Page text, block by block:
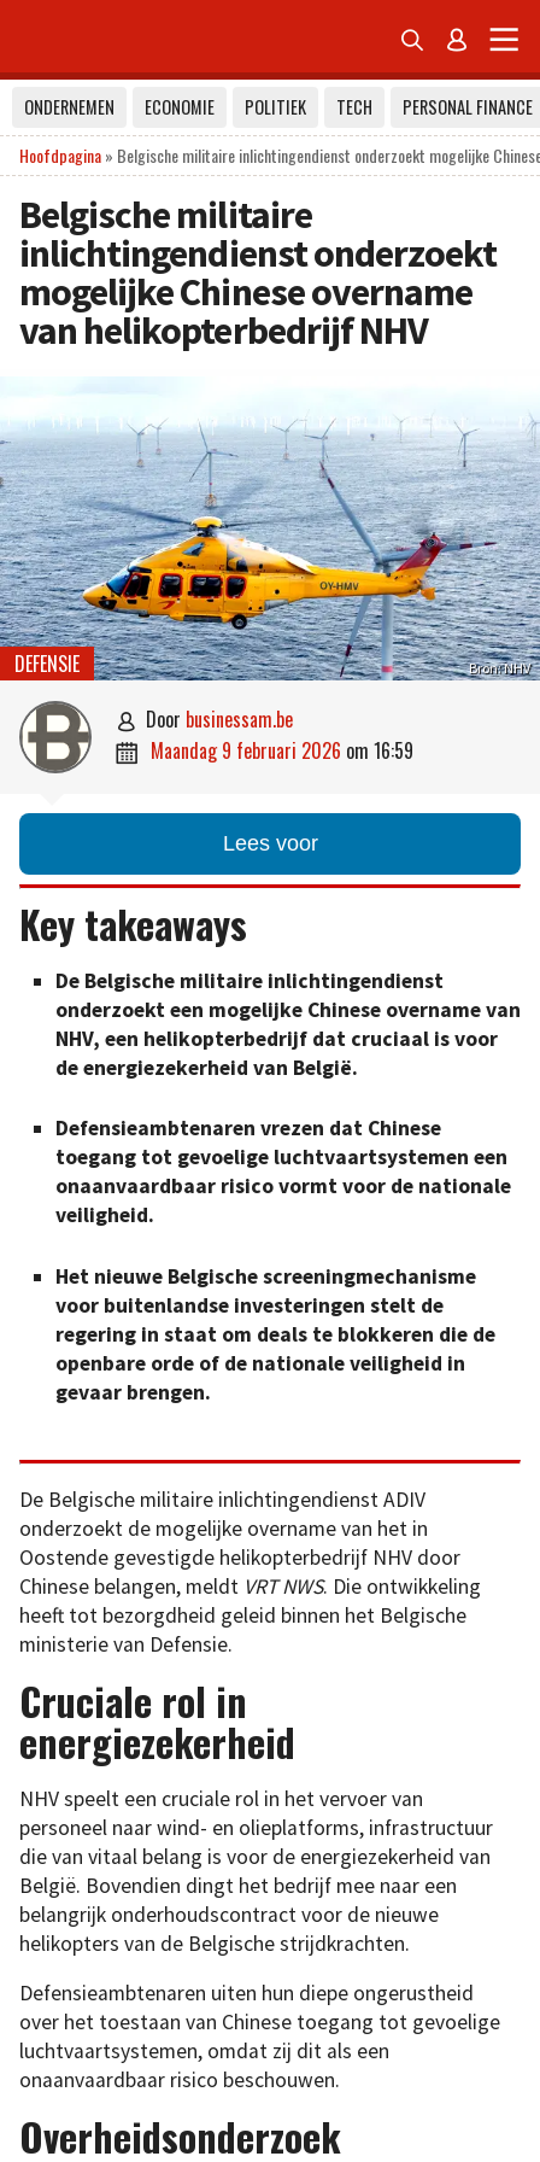
 
ONDERNEMEN ECONOMIE POLITIEK TECH
PERSONAL FINANCE
Hoofdpagina» Belgische militaire inlichtingendienst onderzoekt mogelijke
Belgische militaire
inlichtingendienst onderzoekt
mogelijke Chinese overname
van helikopterbedrijf NHV
Bron: NHV
DEFENSIE
 door businessam.be
 maandag 9 februari 2026 om 16:59
Lees voor
Key takeaways
De Belgische militaire inlichtingendienst
onderzoekt een mogelijke Chinese overname van
NHV, een helikopterbedrijf dat cruciaal is voor
de energiezekerheid van België.
Defensieambtenaren vrezen dat Chinese
toegang tot gevoelige luchtvaartsystemen een
onaanvaardbaar risico vormt voor de nationale
veiligheid.
Het nieuwe Belgische screeningmechanisme
voor buitenlandse investeringen stelt de
regering in staat om deals te blokkeren die de
openbare orde of de nationale veiligheid in
gevaar brengen.
De Belgische militaire inlichtingendienst ADIV
onderzoekt de mogelijke overname van het in
Oostende gevestigde helikopterbedrijf NHV door
Chinese belangen, meldt VRT NWS. Die ontwikkeling
heeft tot bezorgdheid geleid binnen het Belgische
ministerie van Defensie.
Cruciale rol in
energiezekerheid
NHV speelt een cruciale rol in het vervoer van
personeel naar wind- en olieplatforms, infrastructuur
die van vitaal belang is voor de energiezekerheid van
België. Bovendien dingt het bedrijf mee naar een
belangrijk onderhoudscontract voor de nieuwe
helikopters van de Belgische strijdkrachten.
Defensieambtenaren uiten hun diepe ongerustheid
over het toestaan van Chinese toegang tot gevoelige
luchtvaartsystemen, omdat zij dit als een
onaanvaardbaar risico beschouwen.
Overheidsonderzoek